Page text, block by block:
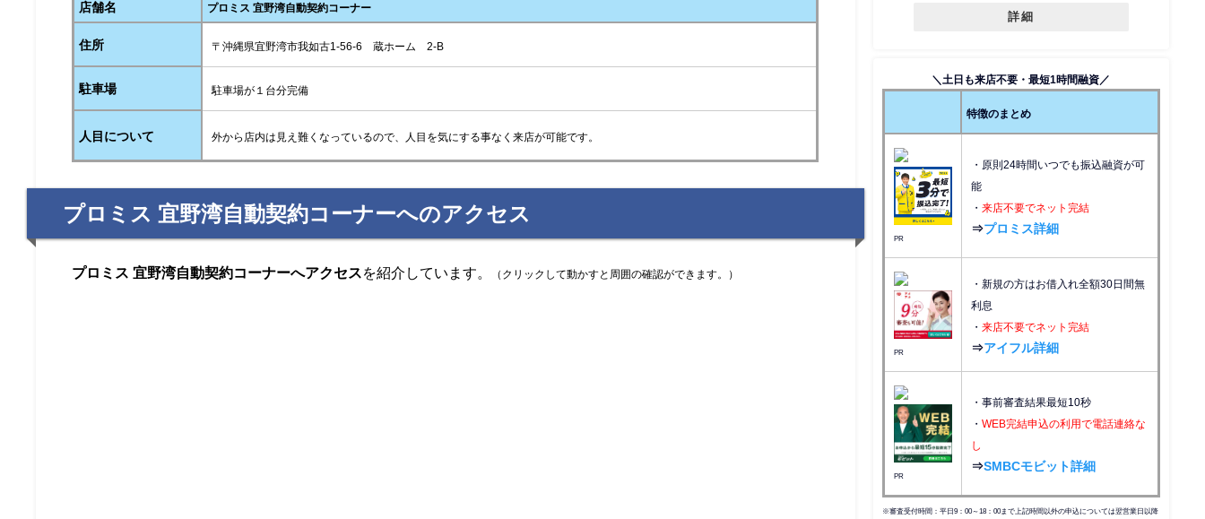
店舗名 プロミス 宜野湾自動契約コーナー
住所 〒沖縄県宜野湾市我如古1-56-6 蔵ホーム 2-B
駐車場 駐車場が１台分完備
人目について 外から店内は見え難くなっているので、人目を気にする事なく来店が可能です。
プロミス 宜野湾自動契約コーナーへのアクセス
プロミス 宜野湾自動契約コーナーへアクセスを紹介しています。 （クリックして動かすと周囲の確認ができます。）
詳細
＼土日も来店不要・最短1時間融資／
特徴のまとめ
PR
・原則24時間いつでも振込融資が可
能
・ 来店不要でネット完結
⇒プロミス詳細
PR
・新規の方はお借入れ全額30日間無
利息
・ 来店不要でネット完結
⇒アイフル詳細
PR
・事前審査結果最短10秒
・ WEB完結申込の利用で電話連絡な
し
⇒SMBCモビット詳細
※審査受付時間：平日9：00～18：00まで上記時間以外の申込については翌営業日以降